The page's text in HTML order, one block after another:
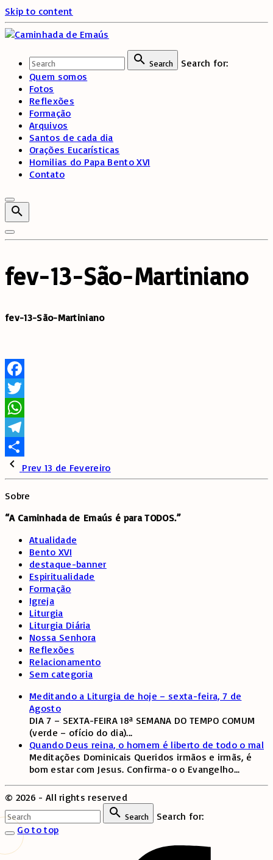
Skip to content
Search
Search for:
Quem somos
Fotos
Reflexões
Formação
Arquivos
Santos de cada dia
Orações Eucarísticas
Homilias do Papa Bento XVI
Contato
fev-13-São-Martiniano
fev-13-São-Martiniano
Facebook
Twitter
WhatsApp
Telegram
SharePrev 13 de Fevereiro
Sobre
“A Caminhada de Emaús é para TODOS.”
Atualidade
Bento XVI
destaque-banner
Espiritualidade
Formação
Igreja
Liturgia
Liturgia Diária
Nossa Senhora
Reflexões
Relacionamento
Sem categoria
Meditando a Liturgia de hoje – sexta-feira, 7 de
Agosto
DIA 7 – SEXTA-FEIRA 18ª SEMANA DO TEMPO COMUM
(verde – ofício do dia)...
Quando Deus reina, o homem é liberto de todo o mal
Meditações Dominicais Queridos irmãos e irmãs, é
bom estar com Jesus. Confirma-o o Evangelho...
© 2026 - All rights reserved
Search
Search for:
Go to top